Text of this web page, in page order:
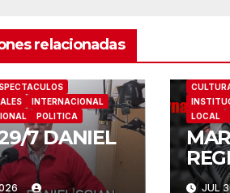
relacionadas
INTERNACIONAL
POLITICA
7 DANIEL
LOCAL
JUL